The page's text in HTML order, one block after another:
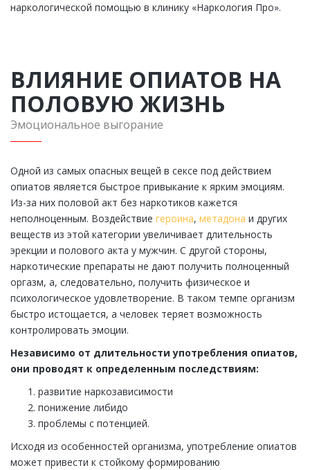
наркологической помощью в клинику «Наркология Про».
ВЛИЯНИЕ ОПИАТОВ НА
ПОЛОВУЮ ЖИЗНЬ
Эмоциональное выгорание
Одной из самых опасных вещей в сексе под действием
опиатов является быстрое привыкание к ярким эмоциям.
Из-за них половой акт без наркотиков кажется
неполноценным. Воздействие героина, метадона и других
веществ из этой категории увеличивает длительность
эрекции и полового акта у мужчин. С другой стороны,
наркотические препараты не дают получить полноценный
оргазм, а, следовательно, получить физическое и
психологическое удовлетворение. В таком темпе организм
быстро истощается, а человек теряет возможность
контролировать эмоции.
Независимо от длительности употребления опиатов,
они проводят к определенным последствиям:
развитие наркозависимости
понижение либидо
проблемы с потенцией.
Исходя из особенностей организма, употребление опиатов
может привести к стойкому формированию